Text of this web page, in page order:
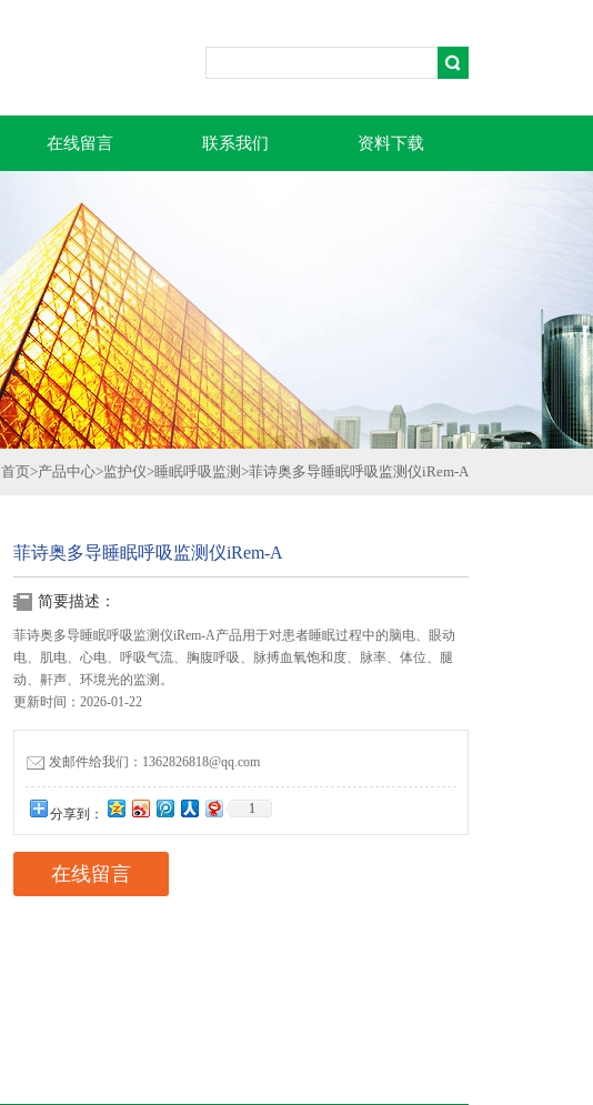
在线留言 联系我们 资料下载
首页>产品中心>监护仪>睡眠呼吸监测 >菲诗奥多导睡眠呼吸监测仪iRem-A
菲诗奥多导睡眠呼吸监测仪iRem-A
简要描述：
菲诗奥多导睡眠呼吸监测仪iRem-A产品用于对患者睡眠过程中的脑电、眼动
电、肌电、心电、呼吸气流、胸腹呼吸、脉搏血氧饱和度、脉率、体位、腿
动、鼾声、环境光的监测。
更新时间：2026-01-22
发邮件给我们：1362826818@qq.com
分享到： 1
在线留言